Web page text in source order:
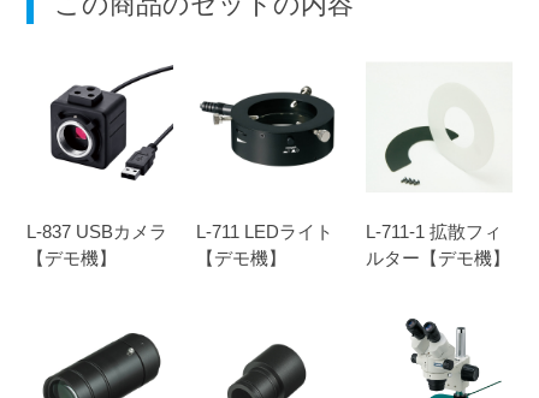
L-837 USBカメラ
【デモ機】
L-711 LEDライト
【デモ機】
L-711-1 拡散フィ
ルター【デモ機】